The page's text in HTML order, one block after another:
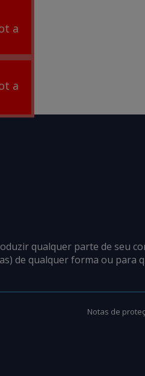
a
a
qualquer parte de seu
de qualquer forma ou para
Notas de